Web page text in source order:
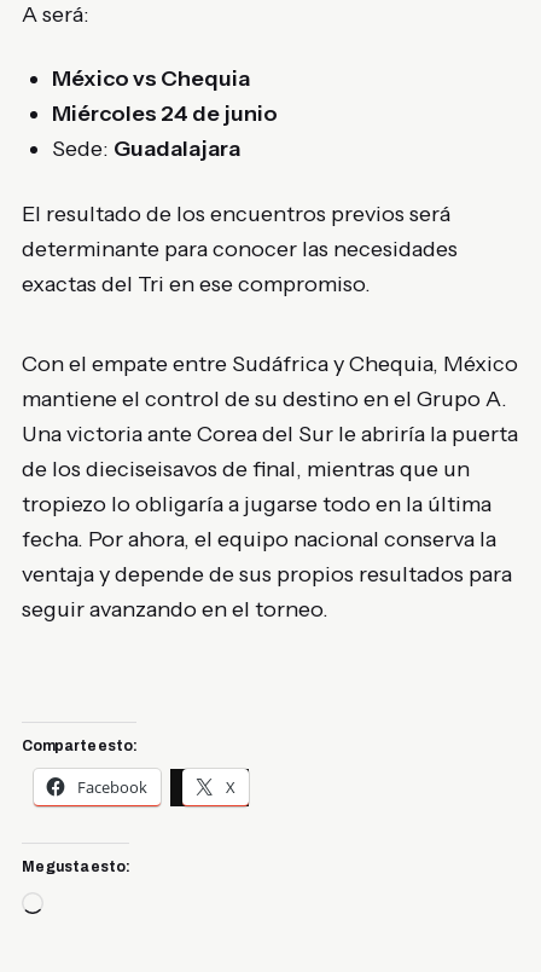
A será:
México vs Chequia
Miércoles 24 de junio
Sede: Guadalajara
El resultado de los encuentros previos será
determinante para conocer las necesidades
exactas del Tri en ese compromiso.
Con el empate entre Sudáfrica y Chequia, México
mantiene el control de su destino en el Grupo A.
Una victoria ante Corea del Sur le abriría la puerta
de los dieciseisavos de final, mientras que un
tropiezo lo obligaría a jugarse todo en la última
fecha. Por ahora, el equipo nacional conserva la
ventaja y depende de sus propios resultados para
seguir avanzando en el torneo.
Comparte esto:
Facebook X
Me gusta esto:
Cargando...